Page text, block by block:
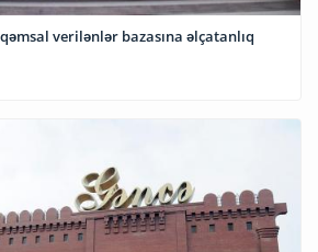
verilənlər bazasına əlçatanlıq